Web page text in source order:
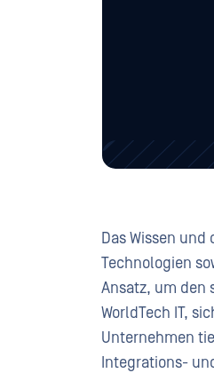
Das Wissen
Technologien
Ansatz, um den
WorldTech IT,
Unternehmen
Integrations-